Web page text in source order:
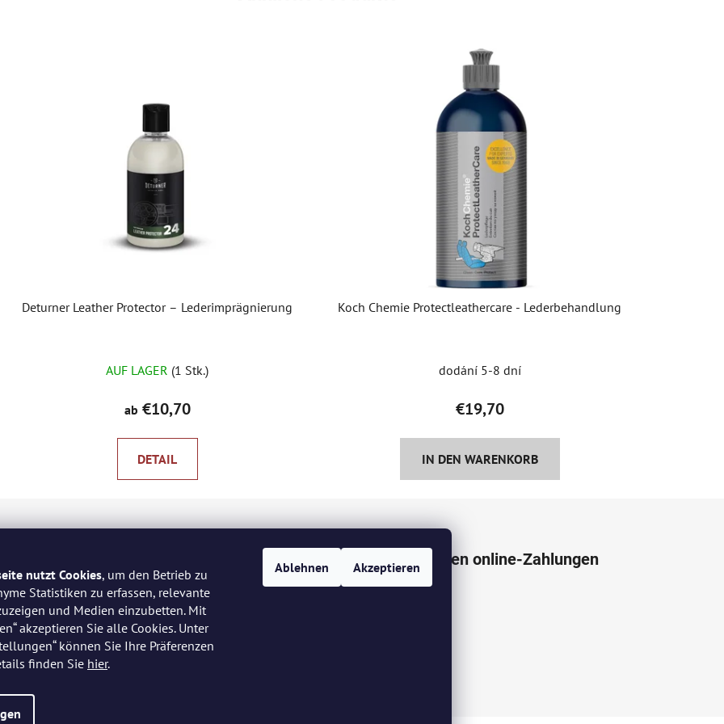
nutzt Cookies, um den Betrieb zu
Statistiken zu erfassen, relevante
und Medien einzubetten. Mit
akzeptieren Sie alle Cookies. Unter
können Sie Ihre Präferenzen
finden Sie hier.
Ablehnen Akzeptieren
Deturner Leather Protector – Lederimprägnierung
AUF LAGER (1 Stk.)
ab €10,70
DETAIL
Koch Chemie Protectleathercare - Lederbehandlung
dodání 5-8 dní
€19,70
IN DEN WARENKORB
info@peknaklasika.cz
778002430
Wir akzeptieren online-Zahlungen